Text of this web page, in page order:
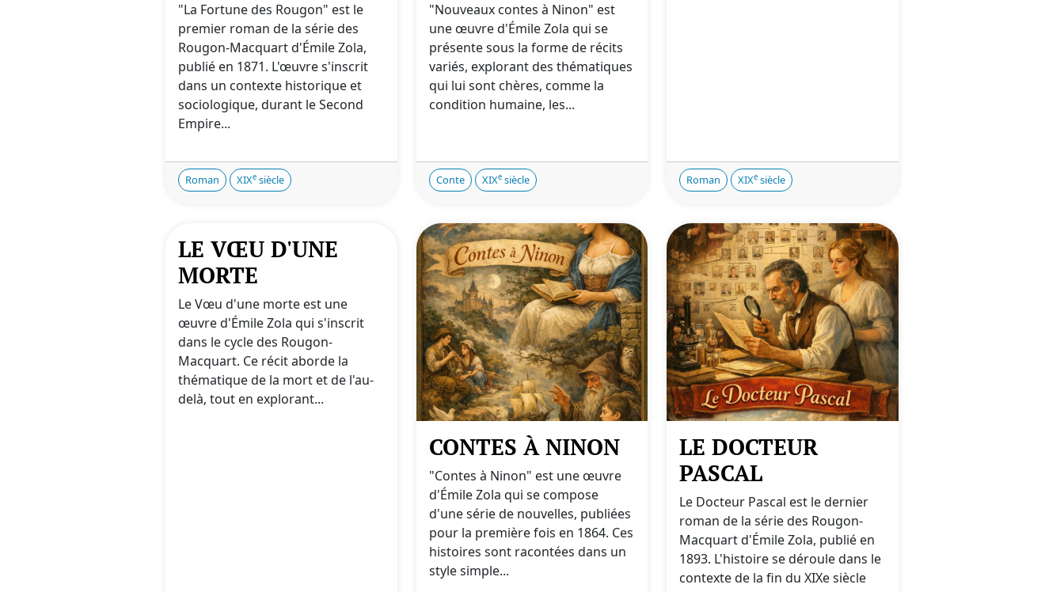
"La Fortune des Rougon" est le
premier roman de la série des
Rougon-Macquart d'Émile Zola,
publié en 1871. L'œuvre s'inscrit
dans un contexte historique et
sociologique, durant le Second
Empire...
Roman XIXe siècle
"Nouveaux contes à Ninon" est
une œuvre d'Émile Zola qui se
présente sous la forme de récits
variés, explorant des thématiques
qui lui sont chères, comme la
condition humaine, les...
Conte XIXesiècle Roman XIXe siècle
LE VŒU D'UNE
MORTE
Le Vœu d'une morte est une
œuvre d'Émile Zola qui s'inscrit
dans le cycle des Rougon-
Macquart. Ce récit aborde la
thématique de la mort et de l'au-
delà, tout en explorant...
CONTES À NINON
"Contes à Ninon" est une œuvre
d'Émile Zola qui se compose
d'une série de nouvelles, publiées
pour la première fois en 1864. Ces
histoires sont racontées dans un
style simple...
LE DOCTEUR
PASCAL
Le Docteur Pascal est le dernier
roman de la série des Rougon-
Macquart d'Émile Zola, publié en
1893. L'histoire se déroule dans le
contexte de la fin du XIXe siècle